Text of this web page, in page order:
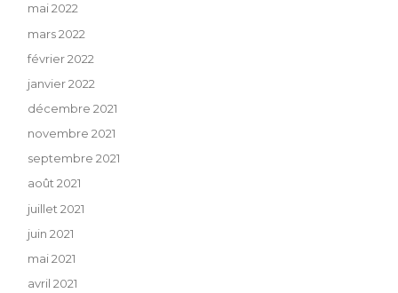
mai 2022
mars 2022
février 2022
janvier 2022
décembre 2021
novembre 2021
septembre 2021
août 2021
juillet 2021
juin 2021
mai 2021
avril 2021